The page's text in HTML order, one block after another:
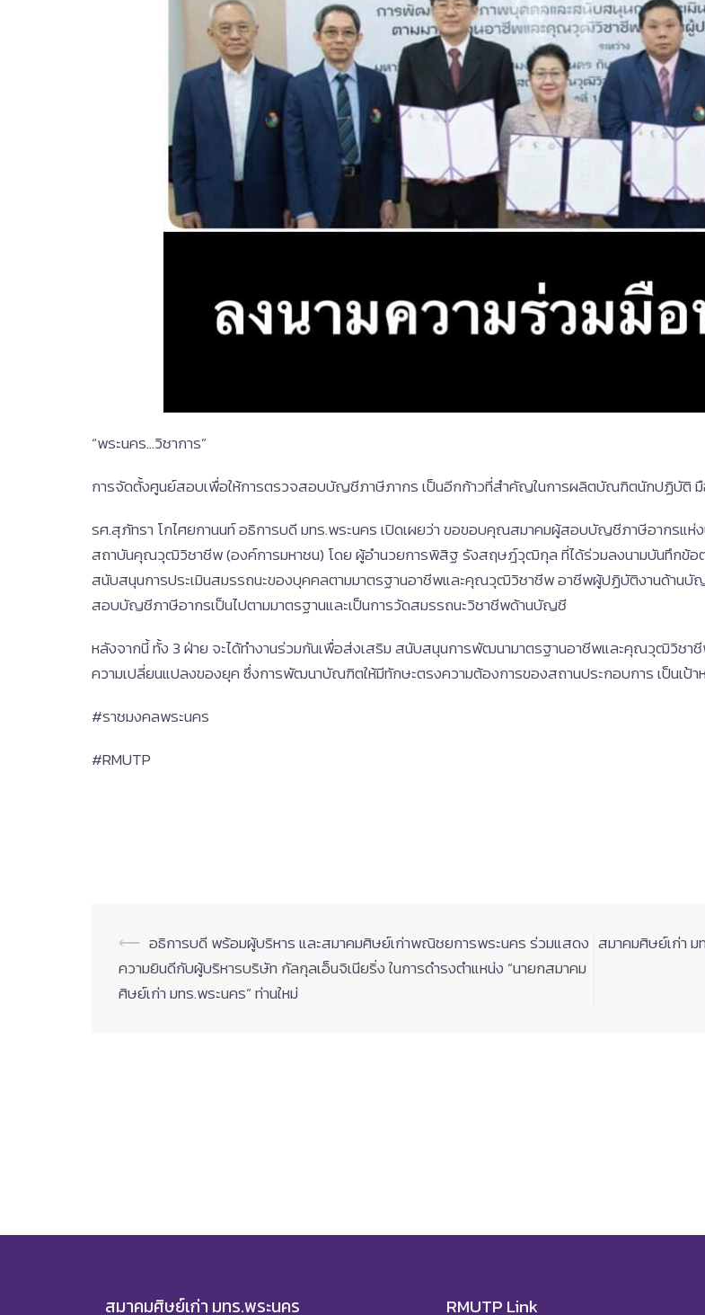
“พระนคร…วิชาการ”
การจัดตั้งศูนย์สอบเพื่อให้การตรวจสอบบัญชีภาษีภากร เป็นอีกก้าวที่สำคัญในการผลิตบัณฑิตนักปฏิบัติ มื
รศ.สุภัทรา โกไศยกานนท์ อธิการบดี มทร.พระนคร เปิดเผยว่า ขอขอบคุณสมาคมผู้สอบบัญชีภาษีอากรแห่
สถาบันคุณวุฒิวิชาชีพ (องค์การมหาชน) โดย ผู้อำนวยการพิสิฐ รังสฤษฎ์วุฒิกุล ที่ได้ร่วมลงนามบันทึกข้อ
สนับสนุนการประเมินสมรรถนะของบุคคลตามมาตรฐานอาชีพและคุณวุฒิวิชาชีพ อาชีพผู้ปฏิบัติงานด้านบัญ
สอบบัญชีภาษีอากรเป็นไปตามมาตรฐานและเป็นการวัดสมรรถนะวิชาชีพด้านบัญชี
หลังจากนี้ ทั้ง 3 ฝ่าย จะได้ทำงานร่วมกันเพื่อส่งเสริม สนับสนุนการพัฒนามาตรฐานอาชีพและคุณวุฒิวิช
ความเปลี่ยนแปลงของยุค ซึ่งการพัฒนาบัณฑิตให้มีทักษะตรงความต้องการของสถานประกอบการ เป็นเป้
#ราชมงคลพระนคร
#RMUTP
Post
navigation
⟵ อธิการบดี พร้อมผู้บริหาร และสมาคมศิษย์เก่าพณิชยการพระนคร ร่วมแสดง
ความยินดีกับผู้บริหารบริษัท กัลกุลเอ็นจิเนียริ่ง ในการดำรงตำแหน่ง “นายกสมาคม
ศิษย์เก่า มทร.พระนคร” ท่านใหม่
สมาคมศิษย์เก่า
สมาคมศิษย์เก่า มทร.พระนคร RMUTP Link